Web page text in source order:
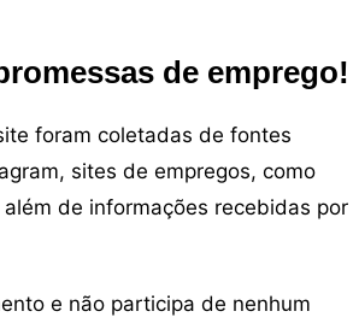
de emprego!
foram coletadas de fontes
sites de empregos, como
de informações recebidas por
e não participa de nenhum